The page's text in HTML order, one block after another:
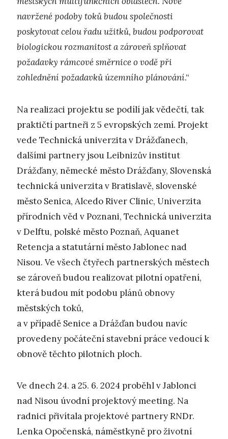
navržené podoby toků budou společnosti
poskytovat celou řadu užitků, budou podporovat
biologickou rozmanitost a zároveň splňovat
požadavky rámcové směrnice o vodě při
zohlednění požadavků územního plánování.“
Na realizaci projektu se podílí jak vědečtí, tak
praktičtí partneři z 5 evropských zemí. Projekt
vede Technická univerzita v Drážďanech,
dalšími partnery jsou Leibnizův institut
Drážďany, německé město Drážďany, Slovenská
technická univerzita v Bratislavě, slovenské
město Senica, Alcedo River Clinic, Univerzita
přírodních věd v Poznani, Technická univerzita
v Delftu, polské město Poznaň, Aquanet
Retencja a statutární město Jablonec nad
Nisou. Ve všech čtyřech partnerských městech
se zároveň budou realizovat pilotní opatření,
která budou mít podobu plánů obnovy
městských toků,
a v případě Senice a Drážďan budou navíc
provedeny počáteční stavební práce vedoucí k
obnově těchto pilotních ploch.
Ve dnech 24. a 25. 6. 2024 proběhl v Jablonci
nad Nisou úvodní projektový meeting. Na
radnici přivítala projektové partnery RNDr.
Lenka Opočenská, náměstkyně pro životní